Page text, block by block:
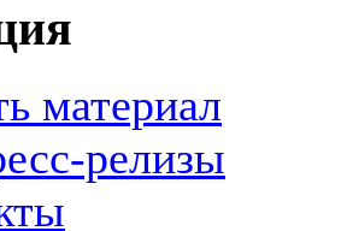
материал
релизы